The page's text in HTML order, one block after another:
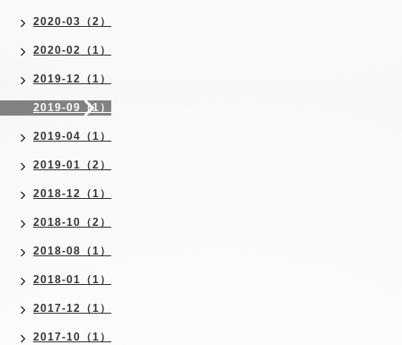
2020-03（2）
2020-02（1）
2019-12（1）
2019-09（1）
2019-04（1）
2019-01（2）
2018-12（1）
2018-10（2）
2018-08（1）
2018-01（1）
2017-12（1）
2017-10（1）